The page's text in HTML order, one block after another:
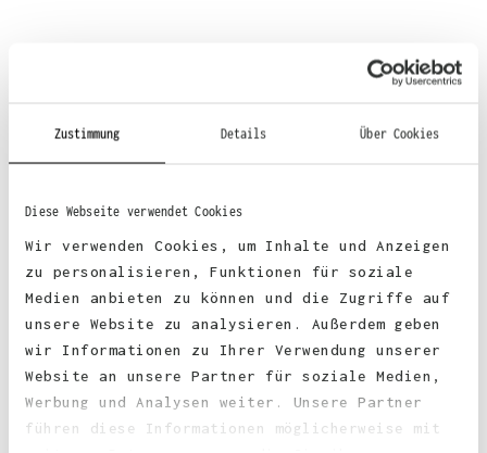
Zustimmung Details Über Cookies
Diese Webseite verwendet Cookies
Wir verwenden Cookies, um Inhalte und Anzeigen
zu personalisieren, Funktionen für soziale
Medien anbieten zu können und die Zugriffe auf
unsere Website zu analysieren. Außerdem geben
wir Informationen zu Ihrer Verwendung unserer
Website an unsere Partner für soziale Medien,
Werbung und Analysen weiter. Unsere Partner
führen diese Informationen möglicherweise mit
70% Baumwolle, 30% Polyester
Stoffgewicht : 330 g/m²
Zertifizierungen:
faire Arbeitsbedingungen